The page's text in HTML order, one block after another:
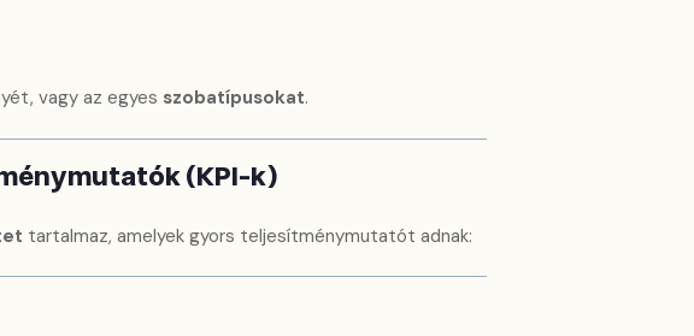
vagy az egyes szobatípusokat.
(KPI-k)
tartalmaz, amelyek gyors teljesítménymutatót adnak: